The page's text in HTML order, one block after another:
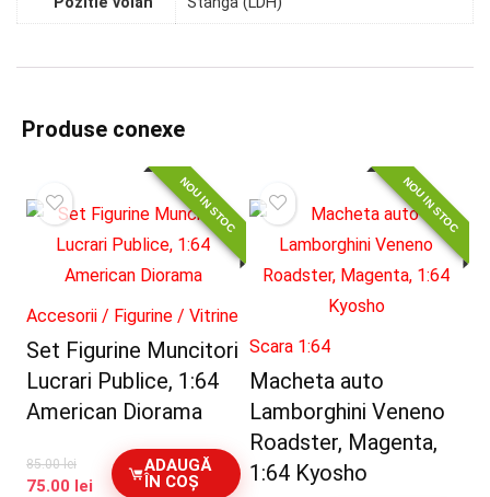
Produse conexe
NOU IN STOC
Accesorii / Figurine / Vitrine
Set Figurine Muncitori
Lucrari Publice, 1:64
American Diorama
85.00lei
Prețul
75.00 lei Prețul
ADAUGĂ
ÎN COȘ
NOU IN STOC
Scara 1:64
Macheta auto
Lamborghini Veneno
Roadster, Magenta,
1:64 Kyosho